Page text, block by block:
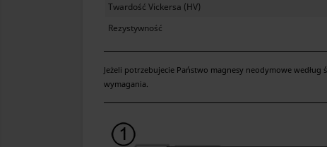
Twardość Vickersa (HV)
Rezystywność
Jeżeli potrzebujecie Państwo magnesy neodymowe
wymagania.